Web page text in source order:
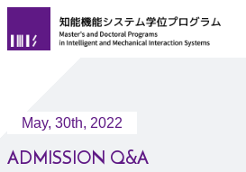
JAPANESE
May, 30th, 2022
ADMISSION Q&A